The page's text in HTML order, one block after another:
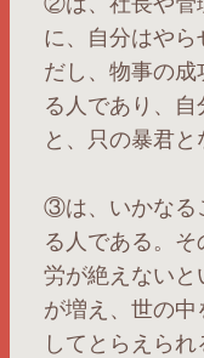
に、自分はや
だし、物事の
る人であり、
と、只の暴君と
③は、いかなる
る人である。
労が絶えないと
が増え、世の
してとらえられ